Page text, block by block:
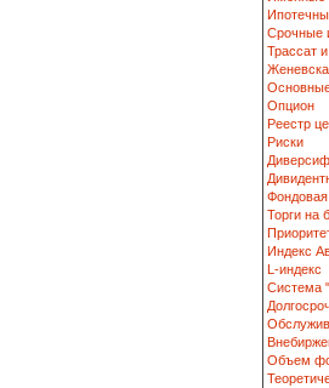
Срочные
Трассат
Основные
Опцион
Реестр
Риски
Торги на
Индекс
L-индекс
Система
Объем